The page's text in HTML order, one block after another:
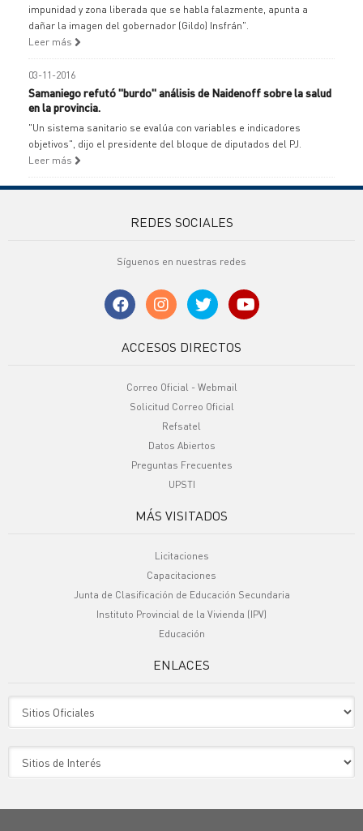
impunidad y zona liberada que se habla falazmente, apunta a
dañar la imagen del gobernador (Gildo) Insfrán".
Leer más
03-11-2016
Samaniego refutó "burdo" análisis de Naidenoff sobre la salud
en la provincia.
"Un sistema sanitario se evalúa con variables e indicadores
objetivos", dijo el presidente del bloque de diputados del PJ.
Leer más
REDES SOCIALES
Síguenos en nuestras redes
ACCESOS DIRECTOS
Correo Oficial - Webmail
Solicitud Correo Oficial
Refsatel
Datos Abiertos
Preguntas Frecuentes
UPSTI
MÁS VISITADOS
Licitaciones
Capacitaciones
Junta de Clasificación de Educación Secundaria
Instituto Provincial de la Vivienda (IPV)
Educación
ENLACES